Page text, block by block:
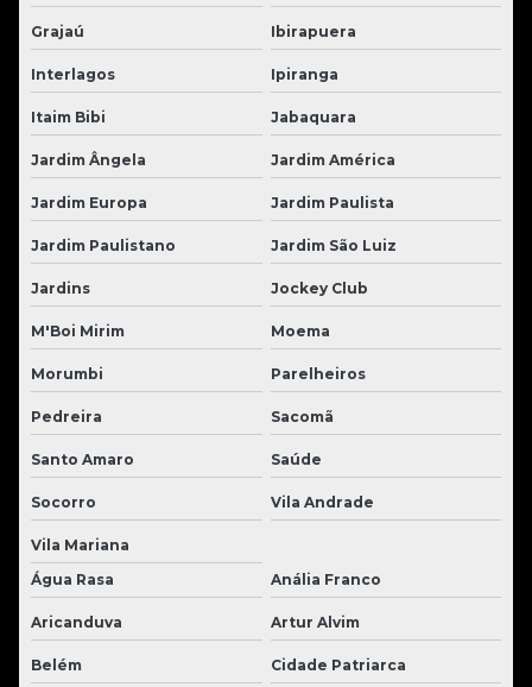
Grajaú Ibirapuera
Interlagos Ipiranga
Itaim Bibi Jabaquara
Jardim Ângela Jardim América
Jardim Europa Jardim Paulista
Jardim Paulistano Jardim São Luiz
Jardins Jockey Club
M'Boi Mirim Moema
Morumbi Parelheiros
Pedreira Sacomã
Santo Amaro Saúde
Socorro Vila Andrade
Vila Mariana
Água Rasa
Anália Franco
Aricanduva Artur Alvim
Belém Cidade Patriarca